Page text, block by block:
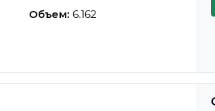
Объем: 6.162